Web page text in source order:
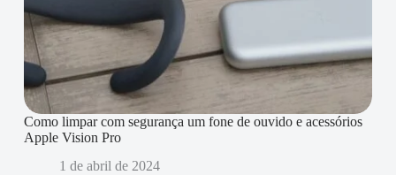
Como limpar com segurança um fone de ouvido e acessórios
Apple Vision Pro
1 de abril de 2024